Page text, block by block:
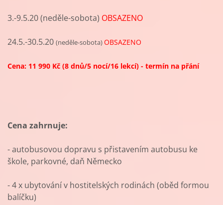
3.-9.5.20 (neděle-sobota) OBSAZENO
24.5.-30.5.20 (neděle-sobota) OBSAZENO
Cena: 11 990 Kč (8 dnů/5 nocí/16 lekcí) - termín na přání
Cena zahrnuje:
- autobusovou dopravu s přistavením autobusu ke
škole, parkovné, daň Německo
- 4 x ubytování v hostitelských rodinách (oběd formou
balíčku)